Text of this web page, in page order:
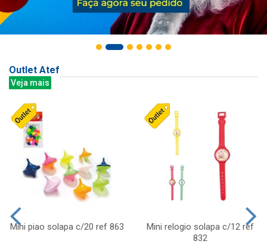
Outlet Atef
Veja mais
Mini piao solapa c/20 ref 863
Mini relogio solapa c/12 ref
832